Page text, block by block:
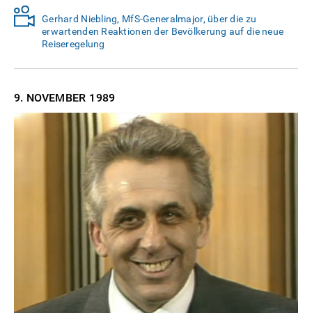
Gerhard Niebling, MfS-Generalmajor, über die zu
erwartenden Reaktionen der Bevölkerung auf die neue
Reiseregelung
9. NOVEMBER 1989